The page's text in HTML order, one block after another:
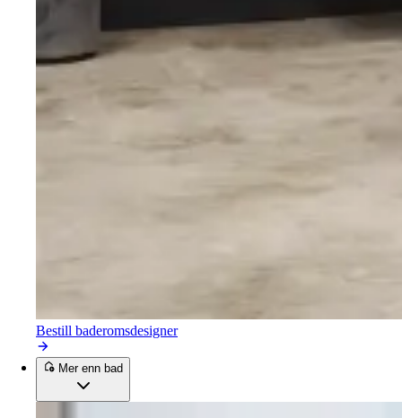
Bestill baderomsdesigner
Mer enn bad